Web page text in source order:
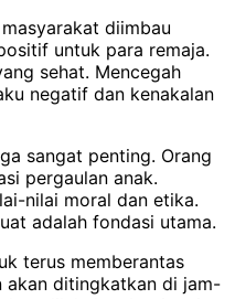
diimbau
untuk para remaja.
sehat. Mencegah
negatif dan kenakalan
sangat penting. Orang
pergaulan anak.
nilai moral dan etika.
adalah fondasi utama.
terus memberantas
akan ditingkatkan di jam-